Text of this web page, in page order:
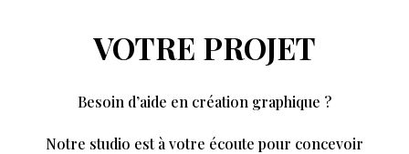
VOTRE PROJET
Besoin d’aide en création graphique ?
Notre studio est à votre écoute pour concevoir